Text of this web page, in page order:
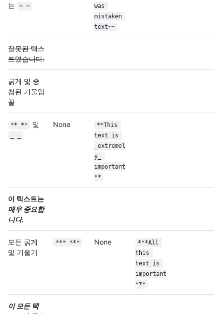
는
~ ~
was
mistaken
text~~
잘못된 텍스
트였습니다.
굵게 및 중
첩된 기울임
꼴
** ** 및 None
**This
text is
_extremel
y_
important
**
이 텍스트는
매우 중요합
니다.
모든 굵게
및 기울기
*** *** None
***All
this
text is
important
***
이 모든 텍